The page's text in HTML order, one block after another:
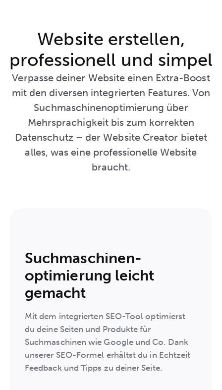
Website erstellen,
professionell und simpel
Verpasse deiner Website einen Extra-Boost
mit den diversen integrierten Features. Von
Suchmaschinenoptimierung über
Mehrsprachigkeit bis zum korrekten
Datenschutz – der Website Creator bietet
alles, was eine professionelle Website
braucht.
Suchmaschinen-
optimierung leicht
gemacht
Mit dem integrierten SEO-Tool optimierst
du deine Seiten und Produkte für
Suchmaschinen wie Google und Co. Dank
unserer SEO-Formel erhältst du in Echtzeit
Feedback und Tipps zu deiner Seite.